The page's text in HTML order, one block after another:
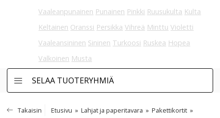
Vaaleanpunainen Punainen Pinkki Ruusukulta Kulta
Keltainen Oranssi Persikka Vihreä Minttu Violetti
Vaaleansininen Sininen Turkoosi Ruskea Hopea
Valkoinen Musta
SELAA TUOTERYHMIÄ
Takaisin Etusivu Lahjat ja paperitavara Pakettikortit